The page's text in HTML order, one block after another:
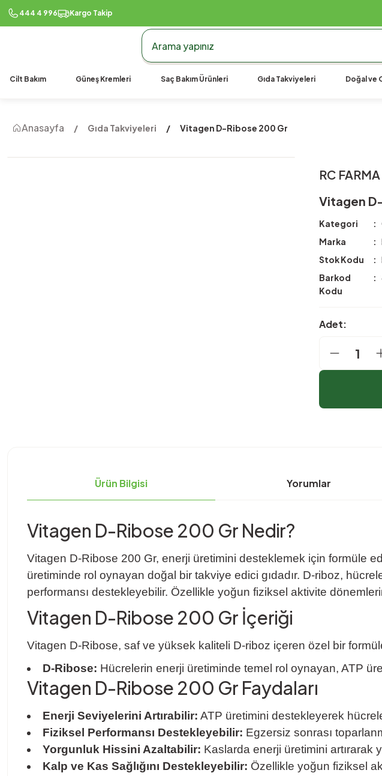
444 4 996 Kargo Takip
990 TL Üzeri Ücretsiz
Cilt Bakım Güneş Kremleri Saç Bakım Ürünleri Gıda Takviyeleri Doğal ve
Anasayfa Gıda Takviyeleri Vitagen D-Ribose 200 Gr
RC FARMA
Vitagen
Kategori
Marka
Stok Kodu
Barkod
Kodu
Adet:
Ürün Bilgisi Yorumlar
Vitagen D-Ribose 200 Gr Nedir?
Vitagen D-Ribose 200 Gr, enerji üretimini desteklemek için formüle
üretiminde rol oynayan doğal bir takviye edici gıdadır. D-riboz,
performansı destekleyebilir. Özellikle yoğun fiziksel aktivite
Vitagen D-Ribose 200 Gr İçeriği
Vitagen D-Ribose, saf ve yüksek kaliteli D-riboz içeren özel bir
D-Ribose: Hücrelerin enerji üretiminde temel rol oynayan, ATP
Vitagen D-Ribose 200 Gr Faydaları
Enerji Seviyelerini Artırabilir: ATP üretimini destekleyerek
Fiziksel Performansı Destekleyebilir: Egzersiz sonrası
Yorgunluk Hissini Azaltabilir: Kaslarda enerji üretimini artırarak
Kalp ve Kas Sağlığını Destekleyebilir: Özellikle yoğun fiziksel